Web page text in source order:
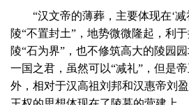
“汉文帝的薄葬，主要体现在‘减
陵“不置封土”，地势微微隆起，利
陵“石为界”，也不修筑高大的陵园
一国之君，虽然可以“减礼”，但是
外，相对于汉高祖刘邦和汉惠帝刘